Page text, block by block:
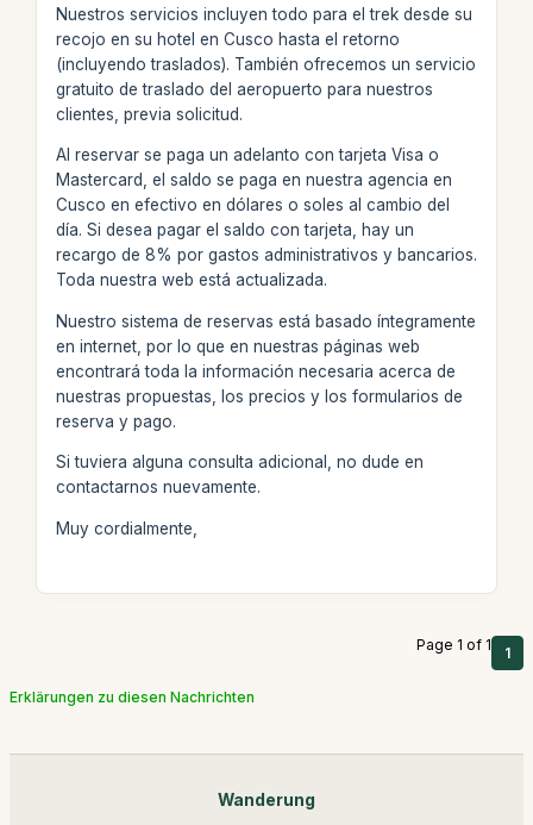
Nuestros servicios incluyen todo para el trek desde su
recojo en su hotel en Cusco hasta el retorno
(incluyendo traslados). También ofrecemos un servicio
gratuito de traslado del aeropuerto para nuestros
clientes, previa solicitud.
Al reservar se paga un adelanto con tarjeta Visa o
Mastercard, el saldo se paga en nuestra agencia en
Cusco en efectivo en dólares o soles al cambio del
día. Si desea pagar el saldo con tarjeta, hay un
recargo de 8% por gastos administrativos y bancarios.
Toda nuestra web está actualizada.
Nuestro sistema de reservas está basado íntegramente
en internet, por lo que en nuestras páginas web
encontrará toda la información necesaria acerca de
nuestras propuestas, los precios y los formularios de
reserva y pago.
Si tuviera alguna consulta adicional, no dude en
contactarnos nuevamente.
Muy cordialmente,
Page 1 of 1 1
Erklärungen zu diesen Nachrichten
Wanderung